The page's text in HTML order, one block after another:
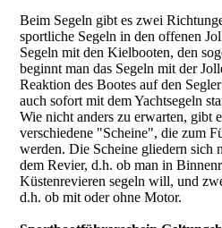
Beim Segeln gibt es zwei
sportliche Segeln in den offenen
Segeln mit den Kielbooten, den
beginnt man das Segeln mit der
Reaktion des Bootes auf den
auch sofort mit dem Yachtsegeln
Wie nicht anders zu erwarten, gibt
verschiedene "Scheine", die zum
werden. Die Scheine gliedern sich
dem Revier, d.h. ob man in
Küstenrevieren segeln will, und
d.h. ob mit oder ohne Motor.